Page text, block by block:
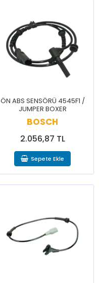
ÖN ABS SENSÖRÜ 4545F1 /
JUMPER BOXER
BOSCH
2.056,87 TL
Sepete Ekle